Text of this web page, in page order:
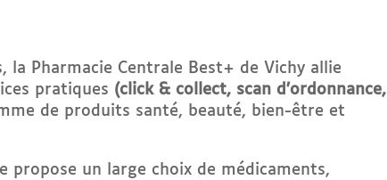
la Pharmacie Centrale Best+ de Vichy allie
pratiques (click & collect, scan d’ordonnance,
de produits santé, beauté, bien-être et
propose un large choix de médicaments,